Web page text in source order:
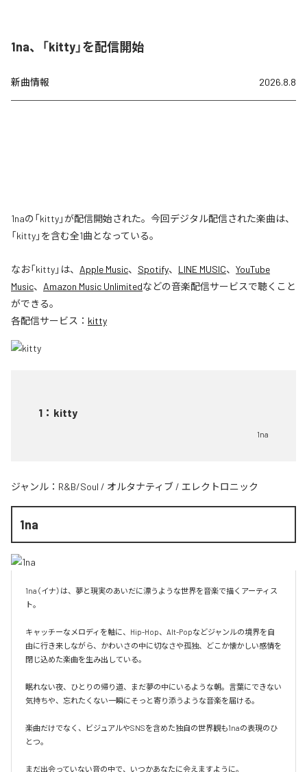
1na、「kitty」を配信開始
新曲情報 2026.8.8
1naの「kitty」が配信開始された。今回デジタル配信された楽曲は、
「kitty」を含む全1曲となっている。
なお「kitty」は、 Apple Music、 Spotify、 LINE MUSIC、 YouTube
Music、 Amazon Music Unlimitedなどの音楽配信サービスで聴くこと
ができる。
各配信サービス： kitty
1 ： kitty
1na
ジャンル： R&B/Soul / オルタナティブ / エレクトロニック
1na
1na（イナ）は、夢と現実のあいだに漂うような世界を音楽で描くアーティス
ト。
キャッチーなメロディを軸に、Hip-Hop、Alt-Popなどジャンルの境界を自
由に行き来しながら、かわいさの中に切なさや孤独、どこか懐かしい感情を
閉じ込めた楽曲を生み出している。
眠れない夜、ひとりの帰り道、まだ夢の中にいるような朝。言葉にできない
気持ちや、忘れたくない一瞬にそっと寄り添うような音楽を届ける。
楽曲だけでなく、ビジュアルやSNSを含めた独自の世界観も1naの表現のひ
とつ。
まだ出会っていない音の中で、いつかあなたに会えますように。